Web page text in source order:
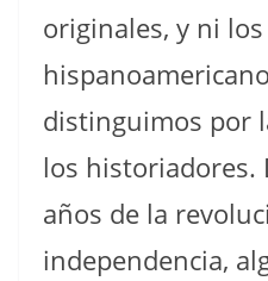
originales, y ni
distinguimos por
los historiadores.
años de la
independencia,